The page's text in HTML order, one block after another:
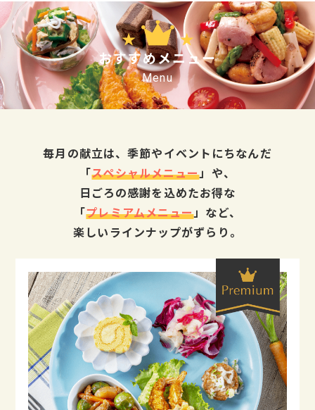
おすすめメニュー
毎月の献立は、季節やイベントにちなんだ
「スペシャルメニュー」や、
日ごろの感謝を込めたお得な
「プレミアムメニュー」など、
楽しいラインナップがずらり。